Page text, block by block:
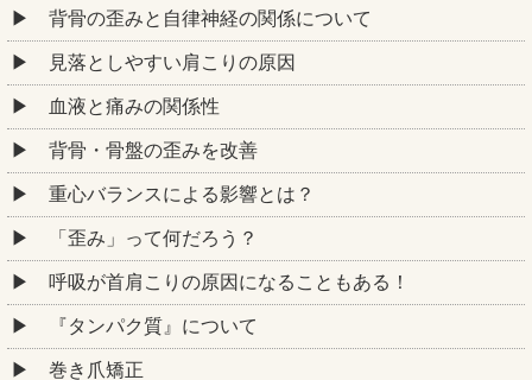
背骨の歪みと自律神経の関係について
見落としやすい肩こりの原因
血液と痛みの関係性
背骨・骨盤の歪みを改善
重心バランスによる影響とは？
「歪み」って何だろう？
呼吸が首肩こりの原因になることもある！
『タンパク質』について
巻き爪矯正